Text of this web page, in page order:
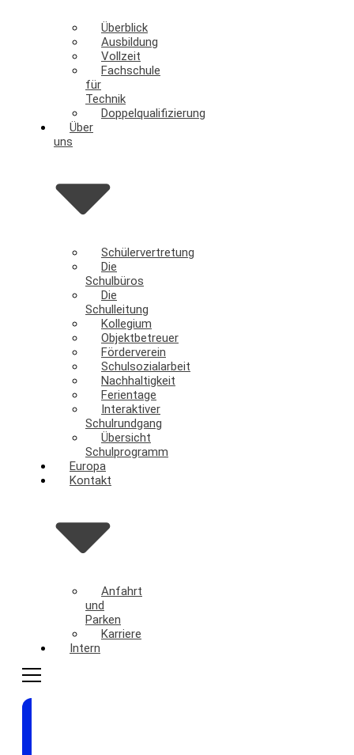
Überblick
Ausbildung
Vollzeit
Fachschule
für
Technik
Doppelqualifizierung
Über
uns
Schülervertretung
Die
Schulbüros
Die
Schulleitung
Kollegium
Objektbetreuer
Förderverein
Schulsozialarbeit
Nachhaltigkeit
Ferientage
Interaktiver
Schulrundgang
Übersicht
Schulprogramm
Europa
Kontakt
Anfahrt
und
Parken
Karriere
Intern